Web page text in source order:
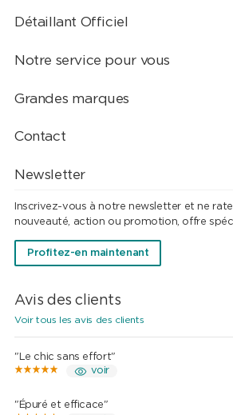
Détaillant Officiel
Notre service pour vous
Grandes marques
Contact
Newsletter
Inscrivez-vous à notre newsletter et ne
nouveauté, action ou promotion, offre
Profitez-en maintenant
Avis des clients
Voir tous les avis des clients
"Le chic sans effort"
voir
"Épuré et efficace"